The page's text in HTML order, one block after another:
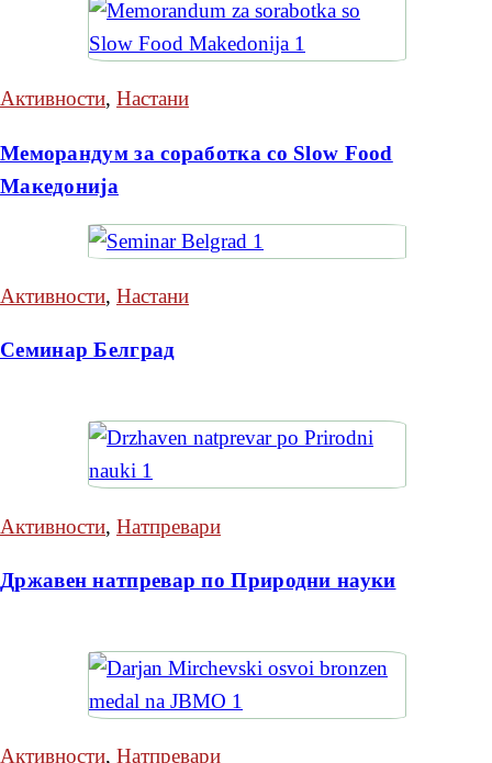
Активности, Настани
Меморандум за соработка со Slow Food
Македонија
Активности, Настани
Семинар Белград
Активности, Натпревари
Државен натпревар по Природни науки
Активности, Натпревари